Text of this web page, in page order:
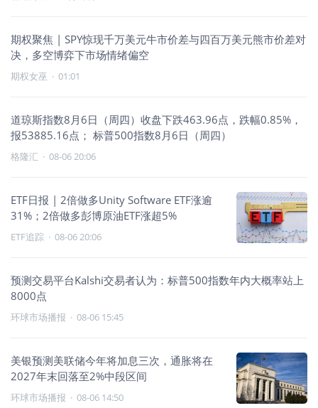
期权聚焦 | SPY惊现千万美元牛市价差与四百万美元熊市价差对
决，多空博弈下市场情绪偏空
期权女巫 · 01:01
道琼斯指数8月6日（周四）收盘下跌463.96点，跌幅0.85%，
报53885.16点； 标普500指数8月6日（周四）
格隆汇 · 08-06 20:06
ETF日报 | 2倍做多Unity Software ETF涨逾
31%；2倍做多彭博原油ETF涨超5%
ETF追踪 · 08-06 20:06
预测交易平台Kalshi交易者认为：标普500指数年内大概率站上
8000点
环球市场播报 · 08-06 15:45
美银预测美联储今年将加息三次，通胀将在
2027年末回落至2%中段区间
环球市场播报 · 08-06 14:50